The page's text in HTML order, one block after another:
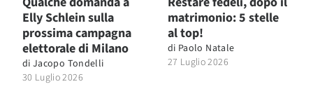
Elly Schlein sulla
prossima campagna
elettorale di Milano
di Jacopo Tondelli
30 Luglio 2026
matrimonio: 5 stelle
al top!
di Paolo Natale
27 Luglio 2026